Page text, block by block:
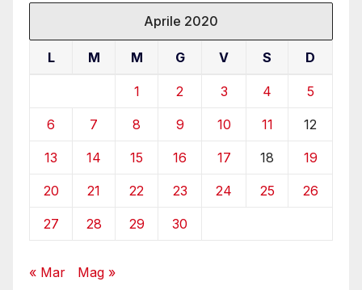
Aprile 2020
L M M G V S D
1 2 3 4 5
6 7 8 9 10 11 12
13 14 15 16 17 18 19
20 21 22 23 24 25 26
27 28 29 30
« Mar Mag »